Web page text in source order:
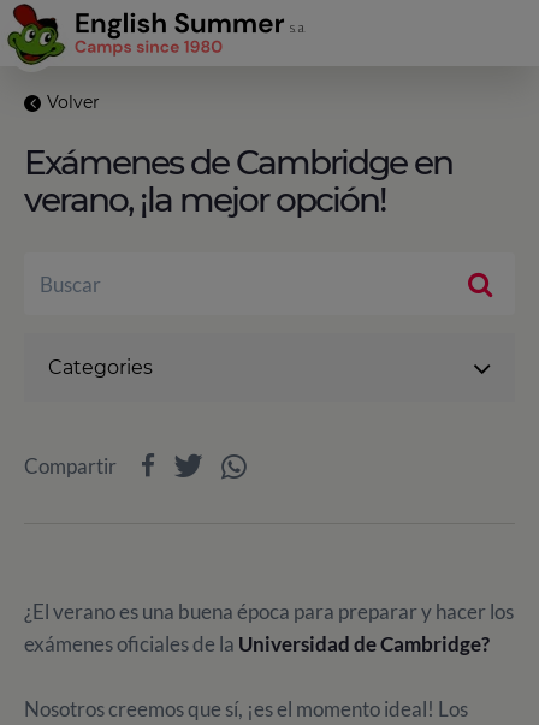
Volver
Exámenes de Cambridge en
verano, ¡la mejor opción!
¿El verano es una buena época para preparar y hacer los
exámenes oficiales de la Universidad de Cambridge?
Nosotros creemos que sí, ¡es el momento ideal! Los
Categories
Compartir